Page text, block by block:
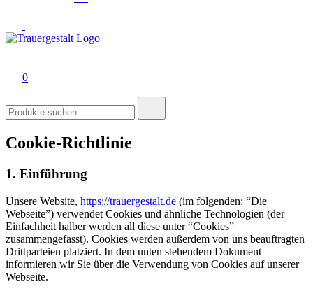
0
nach:
Cookie-Richtlinie
1. Einführung
Unsere Website, https://trauergestalt.de (im folgenden: “Die
Webseite”) verwendet Cookies und ähnliche Technologien (der
Einfachheit halber werden all diese unter “Cookies”
zusammengefasst). Cookies werden außerdem von uns beauftragten
Drittparteien platziert. In dem unten stehendem Dokument
informieren wir Sie über die Verwendung von Cookies auf unserer
Webseite.